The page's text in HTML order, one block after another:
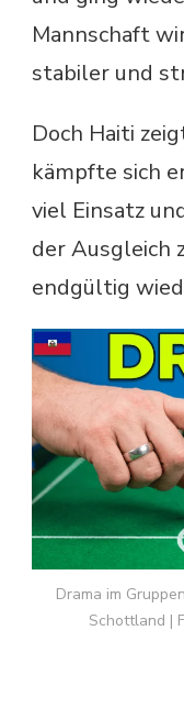
Mannschaft
stabiler und
Doch Haiti
kämpfte sich
viel Einsatz
der Ausgleich
endgültig
Drama im
Schottland |